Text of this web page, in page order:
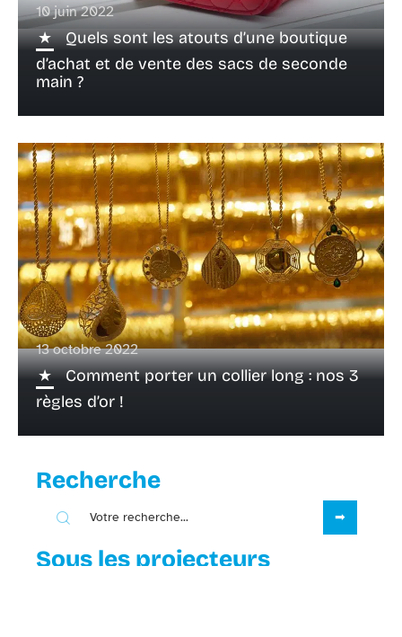
10 juin 2022
Quels sont les atouts d’une boutique
d’achat et de vente des sacs de seconde
main ?
13 octobre 2022
Comment porter un collier long : nos 3
règles d’or !
Recherche
Sous les projecteurs